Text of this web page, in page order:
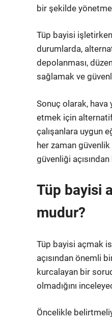
bir şekilde
Tüp bayisi işletirken
durumlarda,
depolanması,
sağlamak ve
Sonuç olarak,
etmek için alternatif
çalışanlara uygun
her zaman güvenlik
güvenliği
Tüp bayisi
mudur?
Tüp bayisi açmak
açısından önemli
kurcalayan bir
olmadığını
Öncelikle